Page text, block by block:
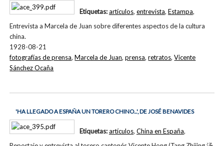
Entrevista a Marcela de Juan sobre diferentes aspectos de la cultura
china.
1928-08-21
Etiquetas:artículos, entrevista, Estampa,
fotografías de prensa,Marcela de Juan,prensa,retratos,Vicente
Sánchez Ocaña
'HA LLEGADO A ESPAÑA UN TORERO CHINO...', DE JOSÉ BENAVIDES
Etiquetas:artículos, China en España,